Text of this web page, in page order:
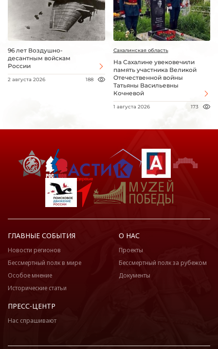
96 лет Воздушно-
десантным войскам
России
2 августа 2026 188
Сахалинская область
На Сахалине увековечили
память участника Великой
Отечественной войны
Татьяны Васильевны
Кочневой
1 августа 2026 173
ГЛАВНЫЕ СОБЫТИЯ
Новости регионов
Бессмертный полк в мире
Особое мнение
Исторические статьи
О НАС
Проекты
Бессмертный полк за рубежом
Документы
ПРЕСС-ЦЕНТР
Нас спрашивают